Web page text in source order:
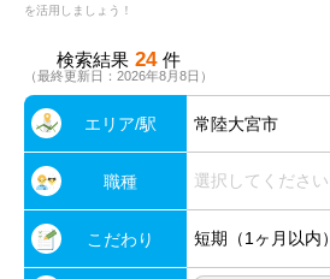
を活用しましょう！
検索結果 24 件
（最終更新日：2026年8月8日）
エリア/駅 常陸大宮市
職種 選択してください
こだわり 短期（1ヶ月以内）